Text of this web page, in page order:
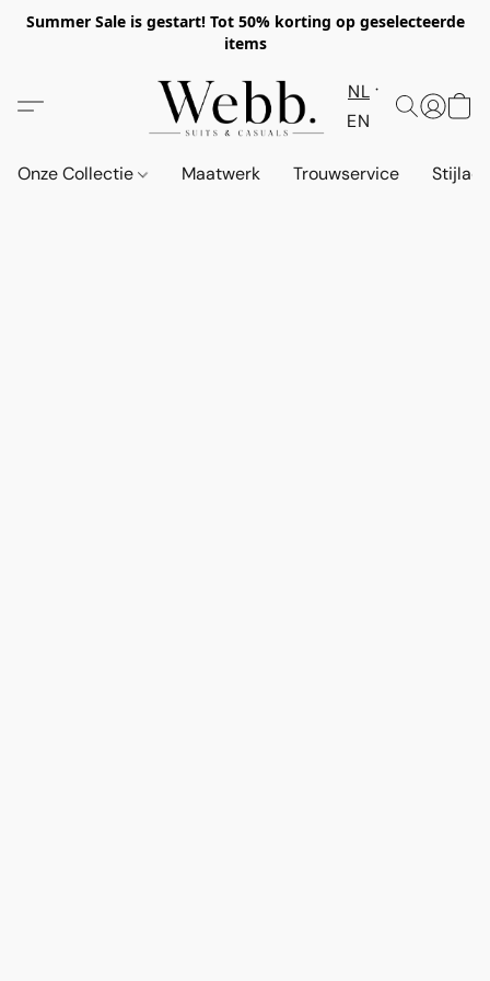
Summer Sale is gestart! Tot 50% korting op geselecteerde
items
NL
EN
Onze Collectie Maatwerk Trouwservice